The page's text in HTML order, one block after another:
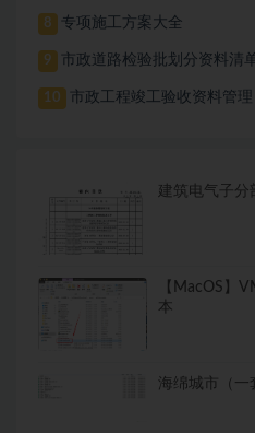
8 专项施工方案大全
9 市政道路检验批划分资料清
10 市政工程竣工验收资料管理
建筑电气子分
【MacOS】
本
海绵城市（一